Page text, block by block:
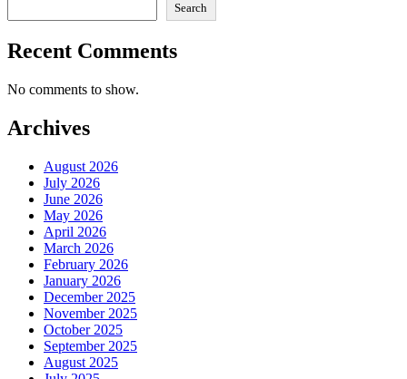
Search
Recent Comments
No comments to show.
Archives
August 2026
July 2026
June 2026
May 2026
April 2026
March 2026
February 2026
January 2026
December 2025
November 2025
October 2025
September 2025
August 2025